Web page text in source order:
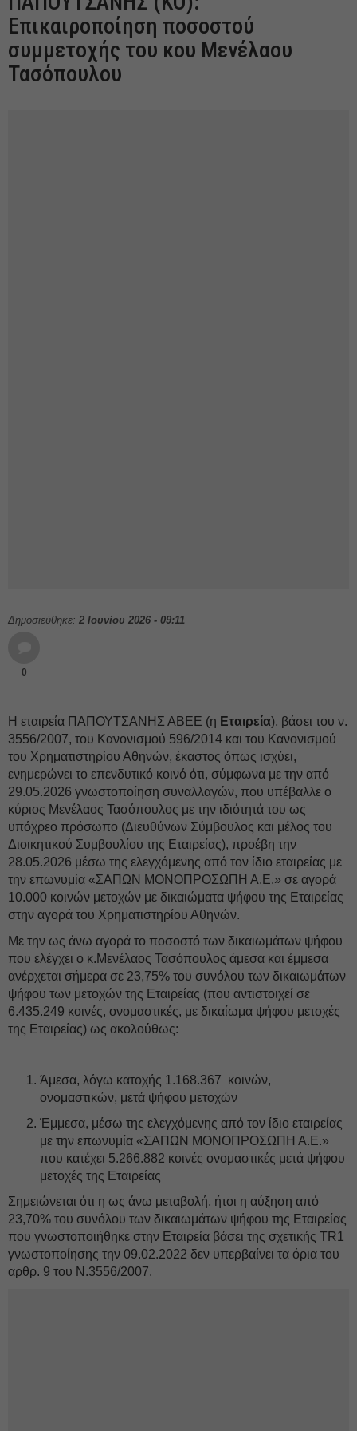
Επικαιροποίηση ποσοστού
συμμετοχής του κου Μενέλαου
Τασόπουλου
Δημοσιεύθηκε: 2 Ιουνίου 2026 - 09:11
0
Η εταιρεία ΠΑΠΟΥΤΣΑΝΗΣ ΑΒΕΕ (η Εταιρεία), βάσει του ν.
3556/2007, του Κανονισμού 596/2014 και του Κανονισμού
του Χρηματιστηρίου Αθηνών, έκαστος όπως ισχύει,
ενημερώνει το επενδυτικό κοινό ότι, σύμφωνα με την από
29.05.2026 γνωστοποίηση συναλλαγών, που υπέβαλλε ο
κύριος Μενέλαος Τασόπουλος με την ιδιότητά του ως
υπόχρεο πρόσωπο (Διευθύνων Σύμβουλος και μέλος του
Διοικητικού Συμβουλίου της Εταιρείας), προέβη την
28.05.2026 μέσω της ελεγχόμενης από τον ίδιο εταιρείας με
την επωνυμία «ΣΑΠΩΝ ΜΟΝΟΠΡΟΣΩΠΗ Α.Ε.» σε αγορά
10.000 κοινών μετοχών με δικαιώματα ψήφου της Εταιρείας
στην αγορά του Χρηματιστηρίου Αθηνών.
Με την ως άνω αγορά το ποσοστό των δικαιωμάτων ψήφου
που ελέγχει ο κ.Μενέλαος Τασόπουλος άμεσα και έμμεσα
ανέρχεται σήμερα σε 23,75% του συνόλου των δικαιωμάτων
ψήφου των μετοχών της Εταιρείας (που αντιστοιχεί σε
6.435.249 κοινές, ονομαστικές, με δικαίωμα ψήφου μετοχές
της Εταιρείας) ως ακολούθως:
Άμεσα, λόγω κατοχής 1.168.367 κοινών,
ονομαστικών, μετά ψήφου μετοχών
Έμμεσα, μέσω της ελεγχόμενης από τον ίδιο εταιρείας
με την επωνυμία «ΣΑΠΩΝ ΜΟΝΟΠΡΟΣΩΠΗ Α.Ε.»
που κατέχει 5.266.882 κοινές ονομαστικές μετά ψήφου
μετοχές της Εταιρείας
Σημειώνεται ότι η ως άνω μεταβολή, ήτοι η αύξηση από
23,70% του συνόλου των δικαιωμάτων ψήφου της Εταιρείας
που γνωστοποιήθηκε στην Εταιρεία βάσει της σχετικής TR1
γνωστοποίησης την 09.02.2022 δεν υπερβαίνει τα όρια του
αρθρ. 9 του Ν.3556/2007.